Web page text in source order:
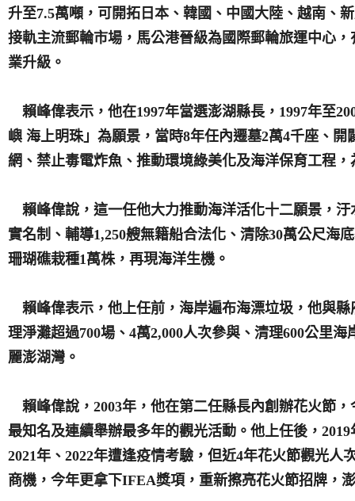
升至7.5萬噸，可開拓日本、韓國、中國大陸、越南、
接軌主流郵輪市場，馬公港晉級為國際郵輪旅運中心
業升級。
賴峰偉表示，他在1997年當選澎湖縣長，1997年至
嶼 海上明珠」為願景，當時8年任內遷墓2萬4千座、開
網、禁止毒電炸魚、推動環境綠美化及海洋保育工程
賴峰偉說，這一任他大力推動海洋活化十二願景，
實名制、輔導1,250艘無籍船合法化、清除30萬公尺海
珊瑚礁栽種1萬株，再現海洋生機。
賴峰偉表示，他上任前，海岸遍布海漂垃圾，他與
理淨灘超過700場、4萬2,000人次參與、清理600公里
麗澎湖灣。
賴峰偉說，2003年，他在第二任縣長內創辦花火節
最知名及連續舉辦最多年的觀光活動。他上任後，
2021年、2022年遭逢疫情考驗，但近4年花火節觀光人
商機，今年更拿下IFEA獎項，重新擦亮花火節招牌，